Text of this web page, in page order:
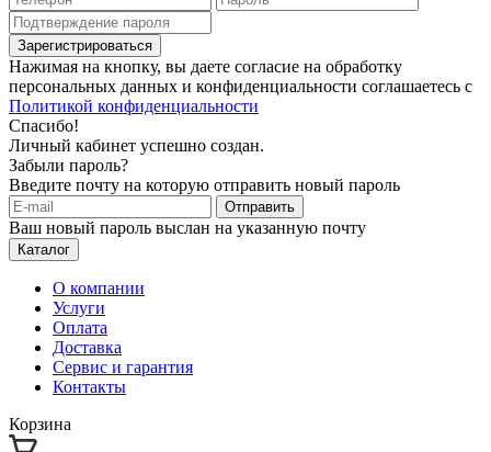
Зарегистрироваться
Нажимая на кнопку, вы даете согласие на обработку
персональных данных и конфиденциальности соглашаетесь с
Политикой конфиденциальности
Спасибо!
Личный кабинет успешно создан.
Забыли пароль?
Введите почту на которую отправить новый пароль
Отправить
Ваш новый пароль выслан на указанную почту
Каталог
О компании
Услуги
Оплата
Доставка
Сервис и гарантия
Контакты
Корзина